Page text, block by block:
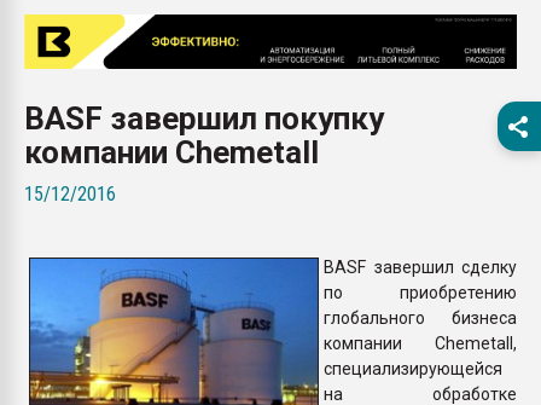
Вакуум-формовочные
Подмосковье, Москва
первый план в
пластмасс
бутылок
ПЕРЕЙТИ НА
BASF завершил покупку
компании Chemetall
15/12/2016
BASF завершил сделку
по приобретению
глобального бизнеса
компании Chemetall,
специализирующейся
на обработке